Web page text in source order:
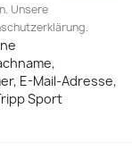
Unsere
E-Mail-Adresse,
Sport